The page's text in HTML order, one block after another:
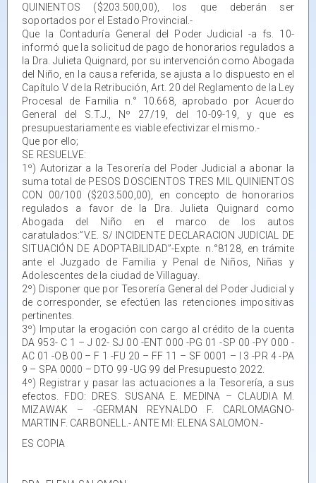
QUINIENTOS ($203.500,00), los que deberán ser
soportados por el Estado Provincial.-
Que la Contaduría General del Poder Judicial -a fs. 10-
informó que la solicitud de pago de honorarios regulados a
la Dra. Julieta Quignard, por su intervención como Abogada
del Niño, en la causa referida, se ajusta a lo dispuesto en el
Capítulo V de la Retribución, Art. 20 del Reglamento de la Ley
Procesal de Familia n.° 10.668, aprobado por Acuerdo
General del S.T.J., Nº 27/19, del 10-09-19, y que es
presupuestariamente es viable efectivizar el mismo.-
Que por ello;
SE RESUELVE:
1º) Autorizar a la Tesorería del Poder Judicial a abonar la
suma total de PESOS DOSCIENTOS TRES MIL QUINIENTOS
CON 00/100 ($203.500,00), en concepto de honorarios
regulados a favor de la Dra. Julieta Quignard como
Abogada del Niño en el marco de los autos
caratulados:”V.E. S/ INCIDENTE DECLARACION JUDICIAL DE
SITUACIÓN DE ADOPTABILIDAD”-Expte. n.°8128, en trámite
ante el Juzgado de Familia y Penal de Niños, Niñas y
Adolescentes de la ciudad de Villaguay.
2º) Disponer que por Tesorería General del Poder Judicial y
de corresponder, se efectúen las retenciones impositivas
pertinentes.
3º) Imputar la erogación con cargo al crédito de la cuenta
DA 953- C 1 – J 02- SJ 00 -ENT 000 -PG 01 -SP 00 -PY 000 -
AC 01 -OB 00 – F 1 -FU 20 – FF 11 – SF 0001 – I 3 -PR 4 -PA
9 – SPA 0000 – DTO 99 -UG 99 del Presupuesto 2022.
4º) Registrar y pasar las actuaciones a la Tesorería, a sus
efectos. FDO: DRES. SUSANA E. MEDINA – CLAUDIA M.
MIZAWAK – -GERMAN REYNALDO F. CARLOMAGNO-
MARTIN F. CARBONELL.- ANTE MI: ELENA SALOMON.-
ES COPIA